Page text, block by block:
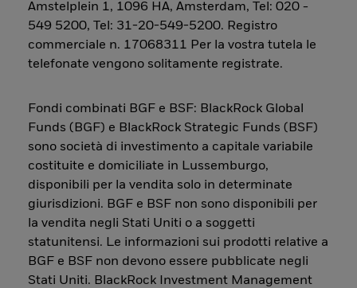
Amstelplein 1, 1096 HA, Amsterdam, Tel: 020 -
549 5200, Tel: 31-20-549-5200. Registro
commerciale n. 17068311 Per la vostra tutela le
telefonate vengono solitamente registrate.
Fondi combinati BGF e BSF: BlackRock Global
Funds (BGF) e BlackRock Strategic Funds (BSF)
sono società di investimento a capitale variabile
costituite e domiciliate in Lussemburgo,
disponibili per la vendita solo in determinate
giurisdizioni. BGF e BSF non sono disponibili per
la vendita negli Stati Uniti o a soggetti
statunitensi. Le informazioni sui prodotti relative a
BGF e BSF non devono essere pubblicate negli
Stati Uniti. BlackRock Investment Management